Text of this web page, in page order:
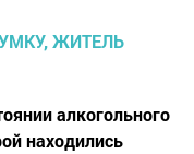
алкогольного
находились